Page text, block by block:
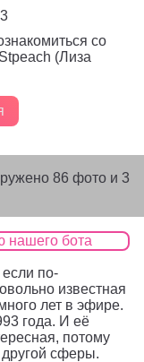
3
со
(Лиза
86 фото и 3
по-
известная
лет в эфире.
года. И её
потому
сферы.